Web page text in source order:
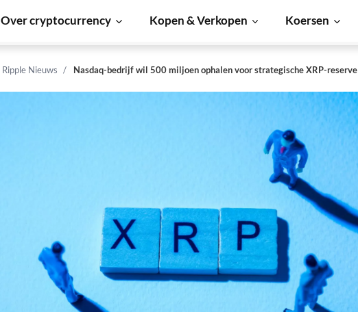
Over cryptocurrency Kopen & Verkopen Koersen
Ripple Nieuws Nasdaq-bedrijf wil 500 miljoen ophalen voor strategische XRP-reserve